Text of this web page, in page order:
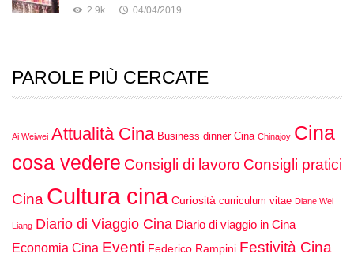
2.9k 04/04/2019
PAROLE PIÙ CERCATE
Ai Weiwei Attualità Cina Business dinner Cina Chinajoy Cina
cosa vedere Consigli di lavoro Consigli pratici
Cina Cultura cina Curiosità curriculum vitae Diane Wei
Liang Diario di Viaggio Cina Diario di viaggio in Cina
Economia Cina Eventi Federico Rampini Festività Cina